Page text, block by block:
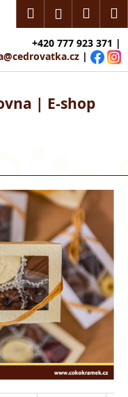
Hledat Přihlášení
košík
+420 777 923 371 |
|
| E-shop